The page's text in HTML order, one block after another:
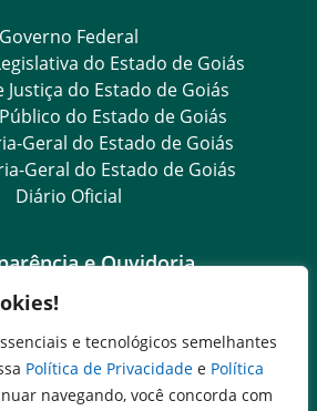
e tecnológicos semelhantes
Política de Privacidade e Política
navegando, você concorda com
Governo Federal
do Estado de Goiás
do Estado de Goiás
do Estado de Goiás
Geral do Estado de Goiás
Geral do Estado de Goiás
Diário Oficial
e Ouvidoria
LGPD
Transparência
Abertos Goiás
de Informação ao Cidadão